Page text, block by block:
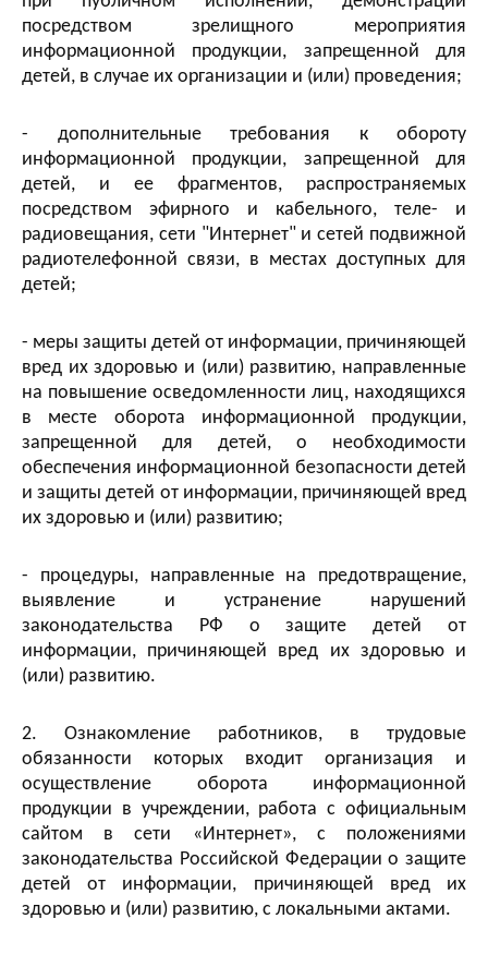
посредством зрелищного мероприятия
информационной продукции, запрещенной для
детей, в случае их организации и (или) проведения;
- дополнительные требования к обороту
информационной продукции, запрещенной для
детей, и ее фрагментов, распространяемых
посредством эфирного и кабельного, теле- и
радиовещания, сети "Интернет" и сетей подвижной
радиотелефонной связи, в местах доступных для
детей;
- меры защиты детей от информации, причиняющей
вред их здоровью и (или) развитию, направленные
на повышение осведомленности лиц, находящихся
в месте оборота информационной продукции,
запрещенной для детей, о необходимости
обеспечения информационной безопасности детей
и защиты детей от информации, причиняющей вред
их здоровью и (или) развитию;
- процедуры, направленные на предотвращение,
выявление и устранение нарушений
законодательства РФ о защите детей от
информации, причиняющей вред их здоровью и
(или) развитию.
2. Ознакомление работников, в трудовые
обязанности которых входит организация и
осуществление оборота информационной
продукции в учреждении, работа с официальным
сайтом в сети «Интернет», с положениями
законодательства Российской Федерации о защите
детей от информации, причиняющей вред их
здоровью и (или) развитию, с локальными актами.